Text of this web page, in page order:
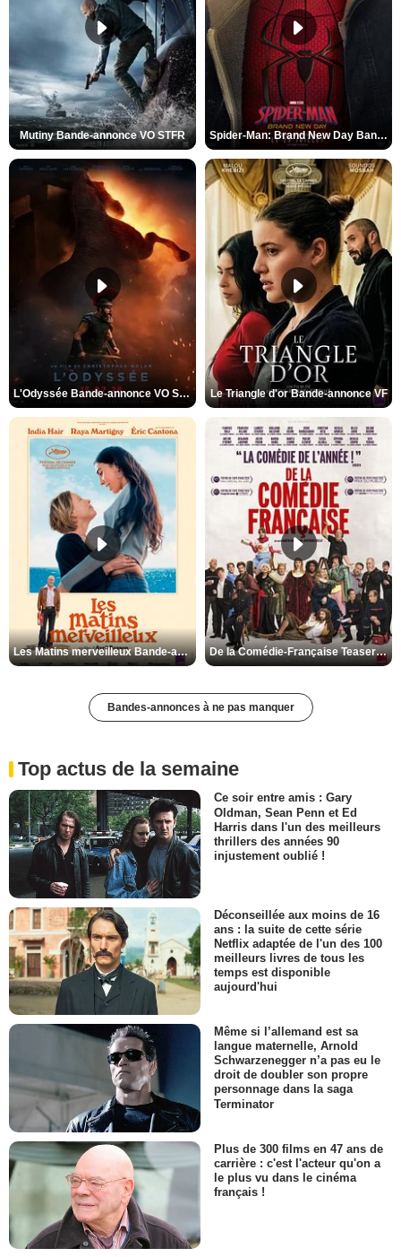
Mutiny Bande-annonce VO STFR Spider-Man: Brand New Day Bande-annonce VO STFR
L'Odyssée Bande-annonce VO STFR Le Triangle d'or Bande-annonce VF
Les Matins merveilleux Bande-annonce VF De la Comédie-Française Teaser VF
Bandes-annonces à ne pas manquer
Top actus de la semaine
Ce soir entre amis : Gary
Oldman, Sean Penn et Ed
Harris dans l'un des meilleurs
thrillers des années 90
injustement oublié !
Déconseillée aux moins de 16
ans : la suite de cette série
Netflix adaptée de l'un des 100
meilleurs livres de tous les
temps est disponible
aujourd'hui
Même si l’allemand est sa
langue maternelle, Arnold
Schwarzenegger n’a pas eu le
droit de doubler son propre
personnage dans la saga
Terminator
Plus de 300 films en 47 ans de
carrière : c'est l'acteur qu'on a
le plus vu dans le cinéma
français !